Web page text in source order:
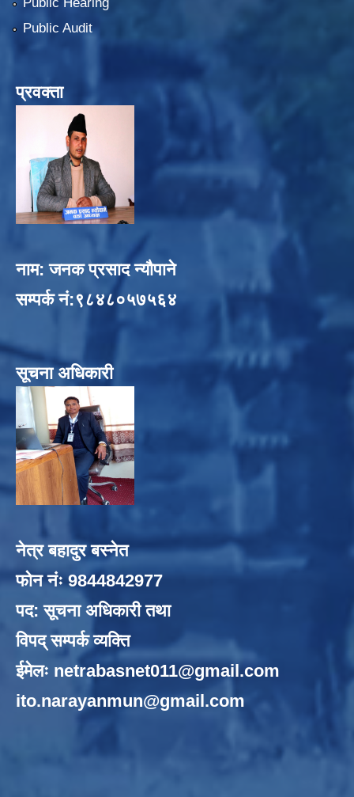
Public Audit
प्रवक्ता
नाम: जनक प्रसाद न्यौपाने
सम्पर्क नं:९८४८०५७५६४
सूचना अधिकारी
नेत्र बहादुर बस्नेत
फोन नंः 9844842977
पद: सूचना अधिकारी तथा
विपद् सम्पर्क व्यक्ति
ईमेलः netrabasnet011@gmail.com
ito.narayanmun@gmail.com